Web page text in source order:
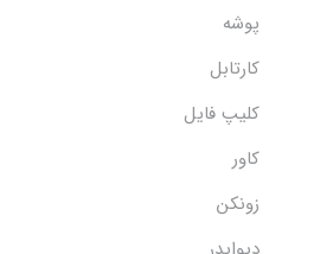
پوشه
کارتابل
کلیپ فایل
کاور
زونکن